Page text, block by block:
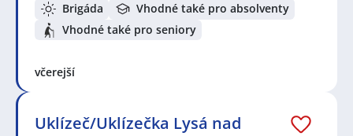
Brigáda
Vhodné také pro absolventy
Vhodné také pro seniory
včerejší
Uklízeč/Uklízečka Lysá nad